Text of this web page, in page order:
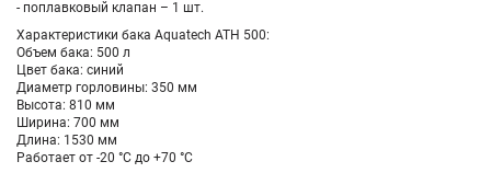
- поплавковый клапан – 1 шт.
Характеристики бака Aquatech ATH 500:
Объем бака: 500 л
Цвет бака: синий
Диаметр горловины: 350 мм
Высота: 810 мм
Ширина: 700 мм
Длина: 1530 мм
Работает от -20 °С до +70 °С